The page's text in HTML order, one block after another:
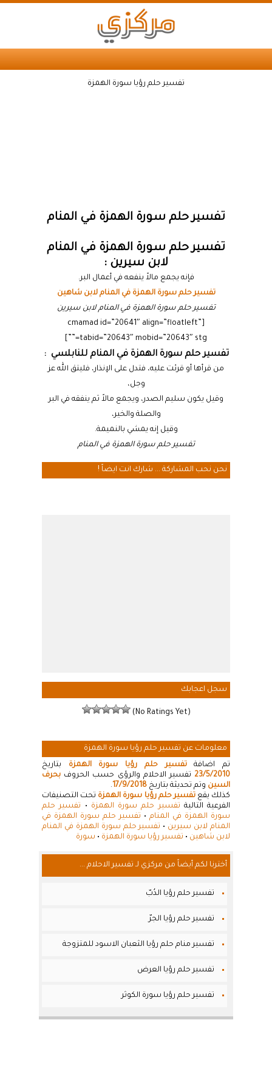
تفسير حلم رؤيا سورة الهمزة
تفسير حلم سورة الهمزة في المنام
تفسير حلم سورة الهمزة في المنام
لابن سيرين :
فإنه يجمع مالاً ينفعه في أعمال البر.
تفسير حلم سورة الهمزة في المنام لابن شاهين
تفسير حلم سورة الهمزة في المنام لابن سيرين
[cmamad id=”20641″ align=”floatleft”
tabid=”20643″ mobid=”20643″ stg=””]
تفسير حلم سورة الهمزة في المنام للنابلسي :
من قرأها أو قرئت عليه، فتدل على الإنذار، فليتق الله عز
وجل،
وقيل يكون سليم الصدر، ويجمع مالاً ثم ينفقه في البر
والصلة والخير،
وقيل إنه يمشي بالنميمة.
تفسير حلم سورة الهمزة في المنام
نحن نحب المشاركة ... شارك انت ايضاً !
سجل اعجابك
(No Ratings Yet)
معلومات عن تفسير حلم رؤيا سورة الهمزة
تم اضافةتفسير حلم رؤيا سورة الهمزة بتاريخ
23/5/2010 تفسير الاحلام والرؤى حسب الحروف بحرف
السين وتم تحديثة بتاريخ 17/9/2018
.
كذلك يقعتفسير حلم رؤيا سورة الهمزة تحت التصنيفات
الفرعية التالية تفسير حلم سورة الهمزة • تفسير حلم
سورة الهمزة في المنام • تفسير حلم سورة الهمزة في
المنام لابن سيرين • تفسير حلم سورة الهمزة في المنام
لابن شاهين • تفسير رؤيا سورة الهمزة • سورة
أخترنا لكم أيضاً من مركزي لـ تفسير الاحلام ...
تفسير حلم رؤيا الدُبّ
تفسير حلم رؤيا الجرّ
تفسير منام حلم رؤيا الثعبان الاسود للمتزوجة
تفسير حلم رؤيا العرض
تفسير حلم رؤيا سورة الكوثر